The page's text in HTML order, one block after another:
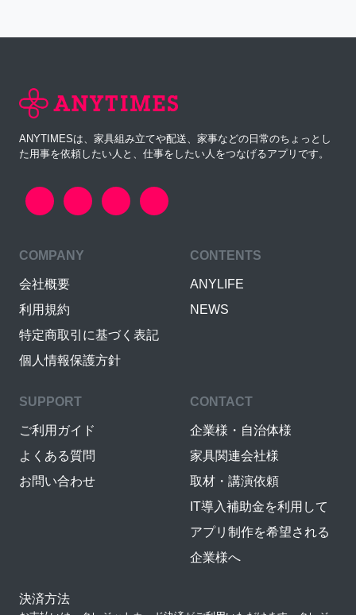
ANYTIMESは、家具組み立てや配送、家事などの日常のちょっとし
た用事を依頼したい人と、仕事をしたい人をつなげるアプリです。
COMPANY
会社概要
利用規約
特定商取引に基づく表記
個人情報保護方針
CONTENTS
ANYLIFE
NEWS
SUPPORT
ご利用ガイド
よくある質問
お問い合わせ
CONTACT
企業様・自治体様
家具関連会社様
取材・講演依頼
IT導入補助金を利用して
アプリ制作を希望される
企業様へ
決済方法